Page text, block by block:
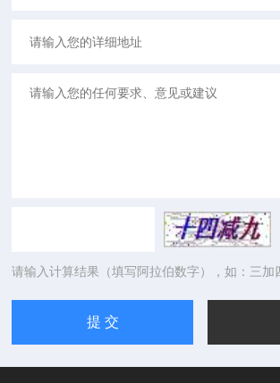
请输入计算结果（填写阿拉伯数字），如：三加